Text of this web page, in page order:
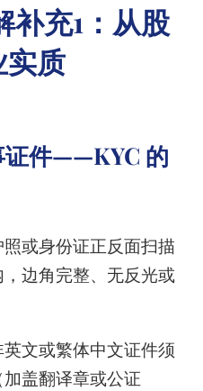
补充1：从股
实质
证件——KYC 的
或身份证正反面扫描
边角完整、无反光或
文或繁体中文证件须
盖翻译章或公证